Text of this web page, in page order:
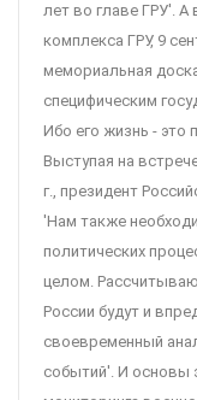
лет во главе ГРУ'. А
комплекса ГРУ, 9
мемориальная
специфическим
Ибо его жизнь - это
Выступая на
г., президент
'Нам также
политических
целом.
России будут и
своевременный
событий'. И основы